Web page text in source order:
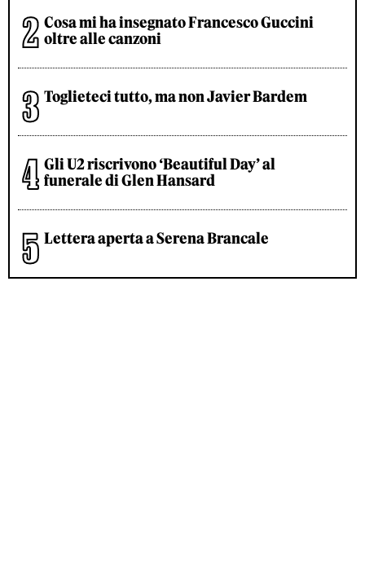
Cosa mi ha insegnato Francesco Guccini
oltre alle canzoni
Toglieteci tutto, ma non Javier Bardem
Gli U2 riscrivono ‘Beautiful Day’ al
funerale di Glen Hansard
Lettera aperta a Serena Brancale